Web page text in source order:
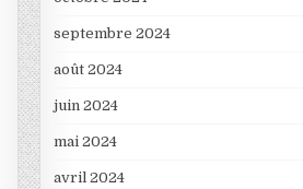
septembre 2024
août 2024
juin 2024
mai 2024
avril 2024